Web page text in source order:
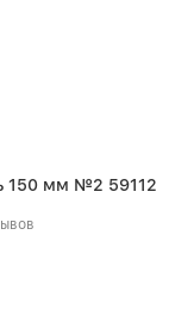
150 мм №2 59112